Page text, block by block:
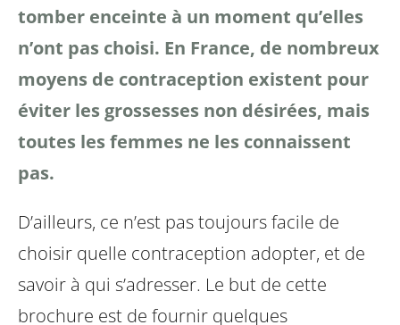
tomber enceinte à un moment qu’elles
n’ont pas choisi. En France, de nombreux
moyens de contraception existent pour
éviter les grossesses non désirées, mais
toutes les femmes ne les connaissent
pas.
D’ailleurs, ce n’est pas toujours facile de
choisir quelle contraception adopter, et de
savoir à qui s’adresser. Le but de cette
brochure est de fournir quelques